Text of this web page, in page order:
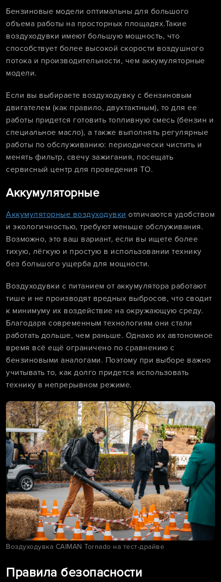
Бензиновые модели оптимальны для большого
объема работы на просторных площадях.Такие
воздуходувки имеют большую мощность, что
способствует более высокой скорости воздушного
потока и производительности, чем аккумуляторные
модели.
Если вы выбираете воздуходувку с бензиновым
двигателем (как правило, двухтактным), то для ее
работы придется готовить топливную смесь (бензин и
специальное масло), а также выполнять регулярные
работы по обслуживанию: периодически чистить и
менять фильтр, свечу зажигания, посещать
сервисный центр для проведения ТО.
Аккумуляторные
Аккумуляторные воздуходувки отличаются удобством
и экологичностью, требуют меньше обслуживания.
Возможно, это ваш вариант, если вы ищете более
тихую, лёгкую и простую в использовании технику
без большого ущерба для мощности.
Воздуходувки с питанием от аккумулятора работают
тише и не производят вредных выбросов, что сводит
к минимуму их воздействие на окружающую среду.
Благодаря современным технологиям они стали
работать дольше, чем раньше. Однако их автономное
время всё ещё ограничено по сравнению с
бензиновыми аналогами. Поэтому при выборе важно
учитывать то, как долго придется использовать
технику в непрерывном режиме.
Воздуходувка CAIMAN Tornado на тест-драйве
Правила безопасности